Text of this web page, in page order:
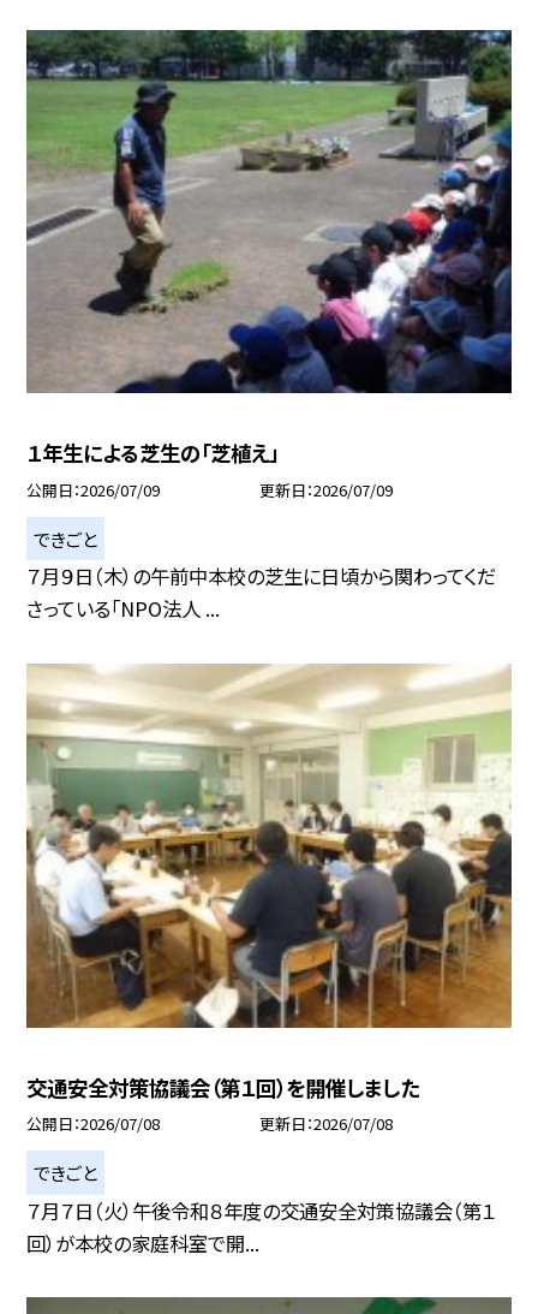
１年生による芝生の「芝植え」
公開日 2026/07/09 更新日 2026/07/09
できごと
７月９日（木）の午前中本校の芝生に日頃から関わってくだ
さっている「NPO法人 ...
交通安全対策協議会（第１回）を開催しました
公開日 2026/07/08 更新日 2026/07/08
できごと
７月７日（火）午後令和８年度の交通安全対策協議会（第１
回）が本校の家庭科室で開...